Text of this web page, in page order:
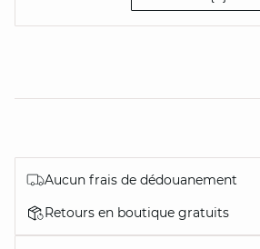
Aucun frais de dédouanement
Retours en boutique gratuits